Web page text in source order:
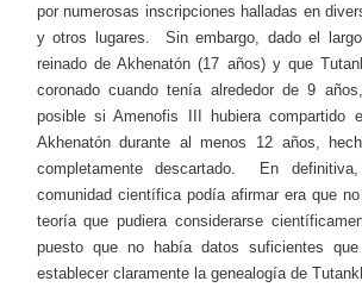
por numerosas inscripciones halladas en
y otros lugares. Sin embargo, dado el
reinado de Akhenatón (17 años) y que
coronado cuando tenía alrededor de 9
posible si Amenofis III hubiera compartido
Akhenatón durante al menos 12 años,
completamente descartado. En
comunidad científica podía afirmar era que
teoría que pudiera considerarse
puesto que no había datos suficientes que
establecer claramente la genealogía de